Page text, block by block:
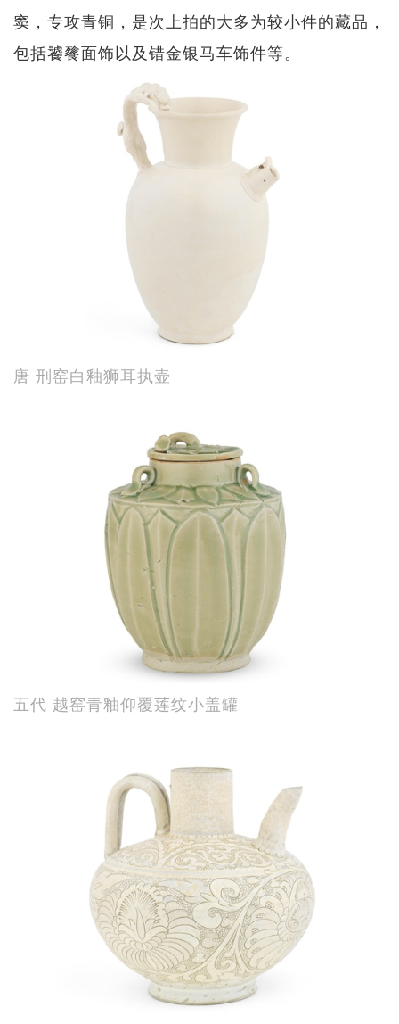
窦，专攻青铜，是次上拍的大多为较小件的藏品，
包括饕餮面饰以及错金银马车饰件等。
唐 刑窑白釉狮耳执壶
五代 越窑青釉仰覆莲纹小盖罐